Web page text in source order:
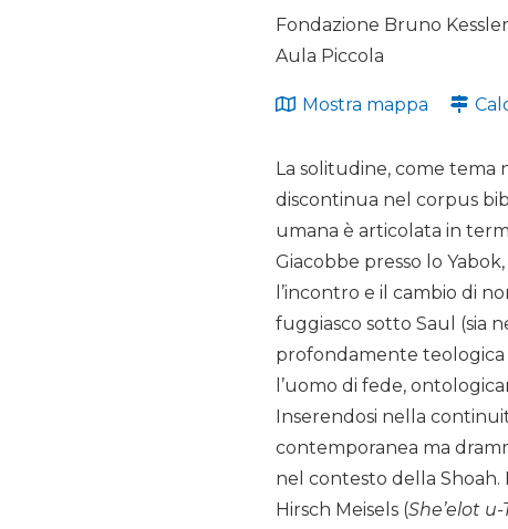
Fondazione Bruno
Aula Piccola
Mostra mappa
La solitudine, come tema
discontinua nel corpus
umana è articolata in
Giacobbe presso lo
l’incontro e il cambio di
fuggiasco sotto Saul (sia
profondamente teologica
l’uomo di fede,
Inserendosi nella
contemporanea ma
nel contesto della
Hirsch Meisels (She’elot